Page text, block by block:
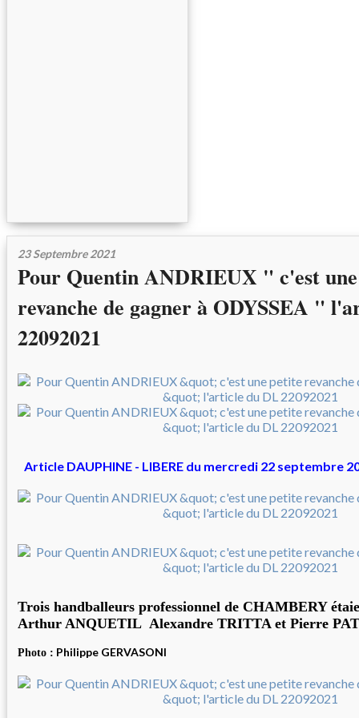
23 Septembre 2021
Pour Quentin ANDRIEUX " c'est
revanche de gagner à ODYSSEA "
22092021
Article DAUPHINE - LIBERE du mercredi 22 septembre
Trois handballeurs professionnel de CHAMBERY
Arthur ANQUETIL Alexandre TRITTA et Pierre
Photo : Philippe GERVASONI